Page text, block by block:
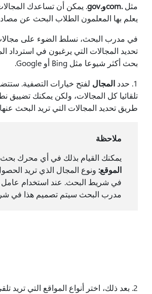
مثل.com و.gov
. يمكن أن تساعدك
يعلم بها المعلمون الطلاب البحث عن
تحديد المجالات التي يرغبون في
بحث أكثر شيوعا مثل Bing أو Google.
1. حدد
المجال لفتح خيارات التصفية.
تلقائيا كل المجالات، ولكن يمكنك تضييق
طريق تحديد المجالات التي تريد البحث
ملاحظة
يمكنك القيام بذلك في أي محرك
الموقع: ونوع المجال الذي تريد
في شريط البحث. عند استخدام
مدرب البحث سيتم تصميم هذا في
2. بعد ذلك، اختر أنواع المواقع التي تريد تلقي المعلومات منها.